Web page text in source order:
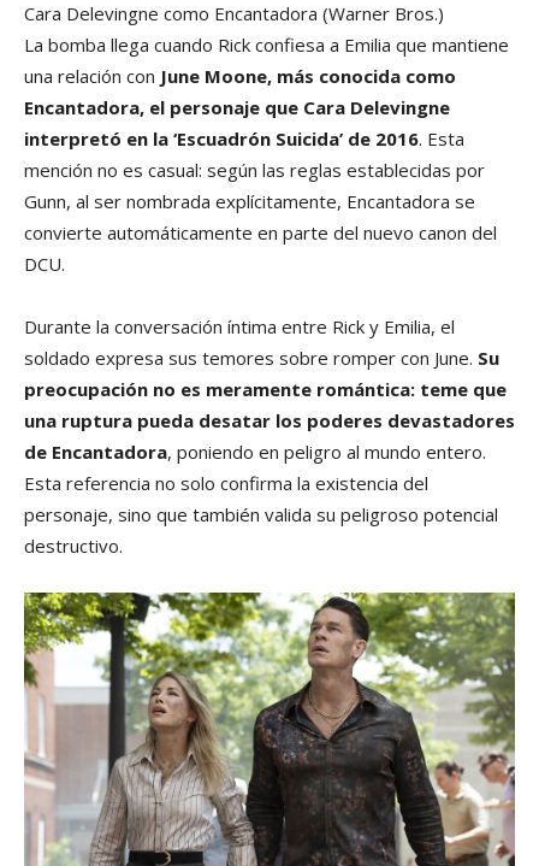
Cara Delevingne como Encantadora (Warner Bros.)
La bomba llega cuando Rick confiesa a Emilia que mantiene
una relación con June Moone, más conocida como
Encantadora, el personaje que Cara Delevingne
interpretó en la ‘Escuadrón Suicida’ de 2016. Esta
mención no es casual: según las reglas establecidas por
Gunn, al ser nombrada explícitamente, Encantadora se
convierte automáticamente en parte del nuevo canon del
DCU.
Durante la conversación íntima entre Rick y Emilia, el
soldado expresa sus temores sobre romper con June. Su
preocupación no es meramente romántica: teme que
una ruptura pueda desatar los poderes devastadores
de Encantadora, poniendo en peligro al mundo entero.
Esta referencia no solo confirma la existencia del
personaje, sino que también valida su peligroso potencial
destructivo.